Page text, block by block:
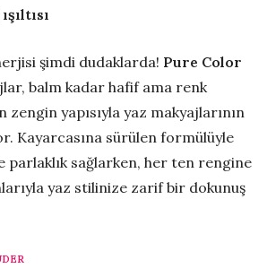
şimdi dudaklarda! Pure Color
balm kadar hafif ama renk
zengin yapısıyla yaz makyajlarının
Kayarcasına sürülen formülüyle
parlaklık sağlarken, her ten rengine
yaz stilinize zarif bir dokunuş